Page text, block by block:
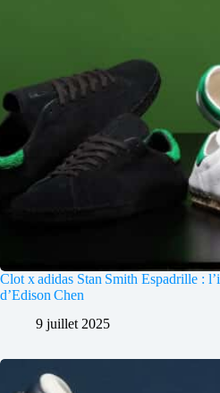
Clot x adidas Stan Smith Espadrille :
d’Edison Chen
9 juillet 2025